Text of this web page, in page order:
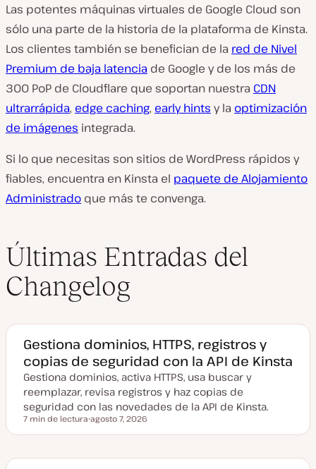
Las potentes máquinas virtuales de Google Cloud son
sólo una parte de la historia de la plataforma de Kinsta.
Los clientes también se benefician de la red de Nivel
Premium de baja latencia de Google y de los más de
300 PoP de Cloudflare que soportan nuestra CDN
ultrarrápida, edge caching, early hints y la optimización
de imágenes integrada.
Si lo que necesitas son sitios de WordPress rápidos y
fiables, encuentra en Kinsta el paquete de Alojamiento
Administrado que más te convenga.
Últimas Entradas del
Changelog
Gestiona dominios, HTTPS, registros y
copias de seguridad con la API de Kinsta
Gestiona dominios, activa HTTPS, usa buscar y
reemplazar, revisa registros y haz copias de
seguridad con las novedades de la API de Kinsta.
Tiempo de lectura
7 min de lectura
e
agosto 7, 2026